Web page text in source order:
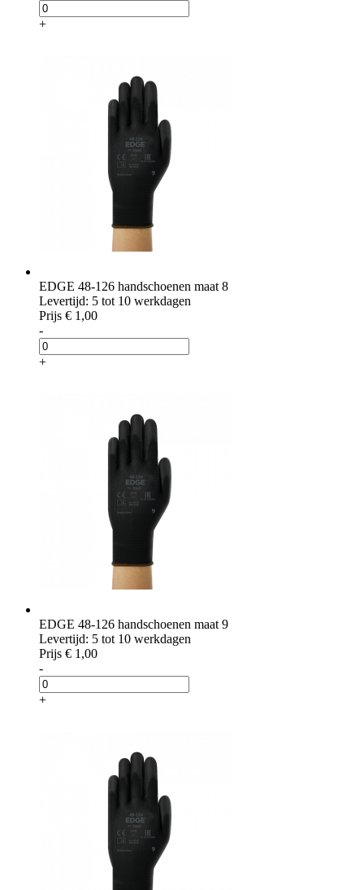
+
EDGE 48-126 handschoenen maat 8
Levertijd: 5 tot 10 werkdagen
Prijs € 1,00
-
+
EDGE 48-126 handschoenen maat 9
Levertijd: 5 tot 10 werkdagen
Prijs € 1,00
-
+